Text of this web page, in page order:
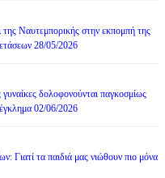
Ναυτεμπορικής στην εκπομπή της
28/05/2026
δολοφονούνται παγκοσμίως
02/06/2026
Γιατί τα παιδιά μας νιώθουν πιο μόνα